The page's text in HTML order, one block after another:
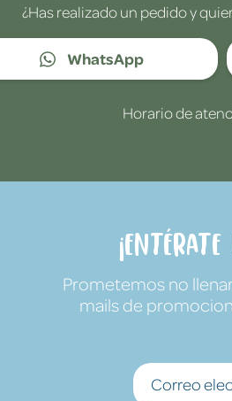
¿Has realizado un pedido y
WhatsApp
Horario de
Prometemos no
mails de